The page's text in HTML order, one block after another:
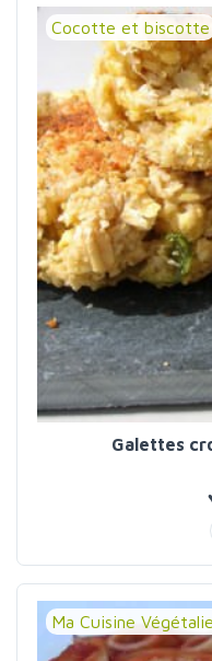
Cocotte et biscotte
Galettes
Ma Cuisine